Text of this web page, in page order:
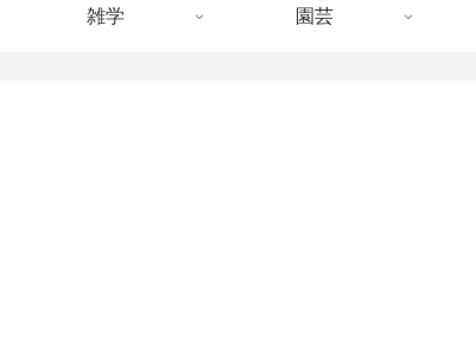
雑学 園芸